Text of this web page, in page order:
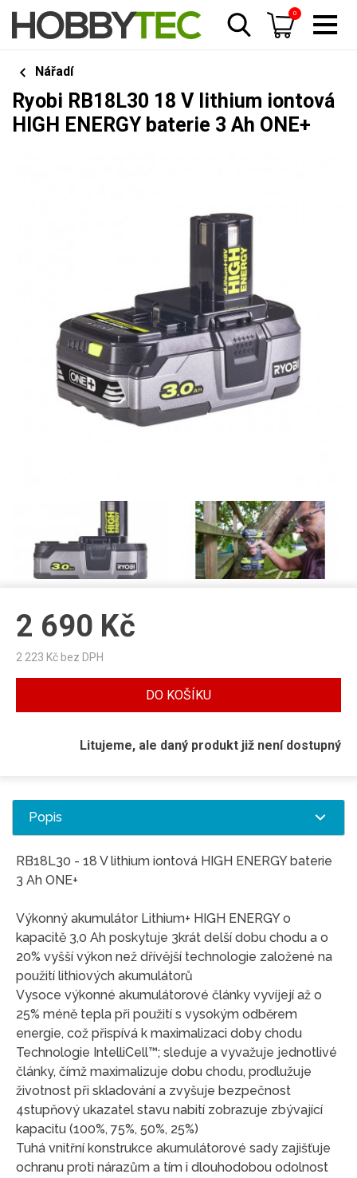
0
Nářadí
Ryobi RB18L30 18 V lithium iontová
HIGH ENERGY baterie 3 Ah ONE+
2 690 Kč
2 223 Kč bez DPH
DO KOŠÍKU
Litujeme, ale daný produkt již není dostupný
Popis
RB18L30 - 18 V lithium iontová HIGH ENERGY baterie
3 Ah ONE+
Výkonný akumulátor Lithium+ HIGH ENERGY o
kapacitě 3,0 Ah poskytuje 3krát delší dobu chodu a o
20% vyšší výkon než dřívější technologie založené na
použití lithiových akumulátorů
Vysoce výkonné akumulátorové články vyvíjejí až o
25% méně tepla při použití s vysokým odběrem
energie, což přispívá k maximalizaci doby chodu
Technologie IntelliCell™; sleduje a vyvažuje jednotlivé
články, čímž maximalizuje dobu chodu, prodlužuje
životnost při skladování a zvyšuje bezpečnost
4stupňový ukazatel stavu nabití zobrazuje zbývající
kapacitu (100%, 75%, 50%, 25%)
Tuhá vnitřní konstrukce akumulátorové sady zajišťuje
ochranu proti nárazům a tím i dlouhodobou odolnost